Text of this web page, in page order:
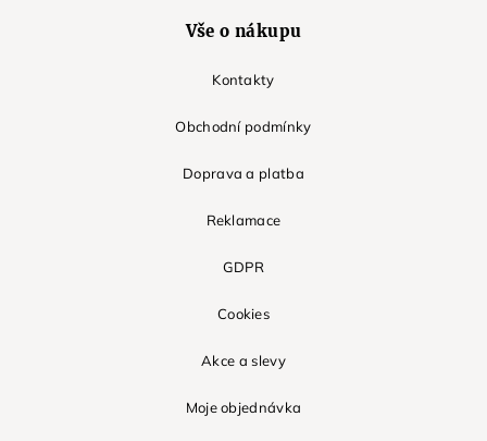
Vše o nákupu
Kontakty
Obchodní podmínky
Doprava a platba
Reklamace
GDPR
Cookies
Akce a slevy
Moje objednávka